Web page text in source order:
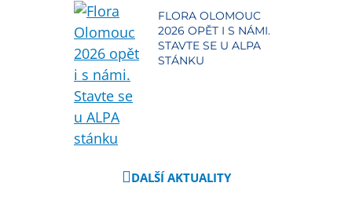
FLORA OLOMOUC
2026 OPĚT I S NÁMI.
STAVTE SE U ALPA
STÁNKU
DALŠÍ AKTUALITY